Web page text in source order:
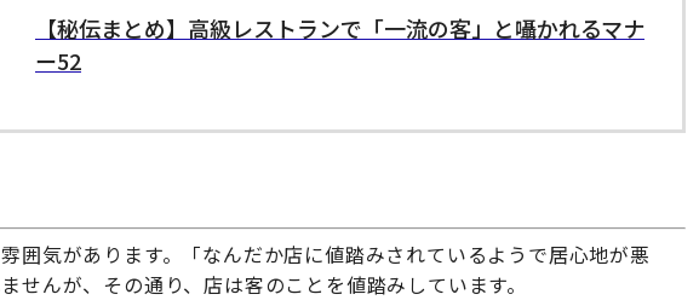
【秘伝まとめ】高級レストランで「一流の客」と囁かれるマナ
ー52
囲気があります。「なんだか店に値踏みされているようで居心地が悪
せんが、その通り、店は客のことを値踏みしています。